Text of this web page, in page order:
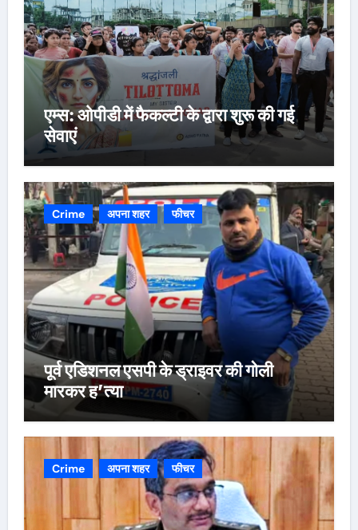
एम्स: ओपीडी में फैकल्टी के द्वारा शुरू की गई
सेवाएं
Crime अपना शहर फीचर
पूर्व एडिशनल एसपी के ड्राइवर की गोली
मारकर ह’त्या
Crime अपना शहर फीचर